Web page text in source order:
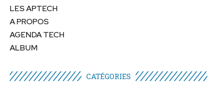
LES APTECH
A PROPOS
AGENDA TECH
ALBUM
CATÉGORIES​